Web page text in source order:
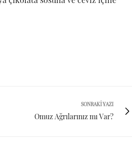
SONRAKI YAZI
Omuz Ağrılarınız mı Var?